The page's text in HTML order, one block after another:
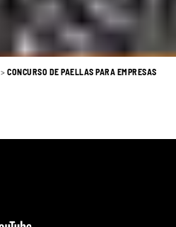
>CONCURSO DE PAELLAS PARA EMPRESAS